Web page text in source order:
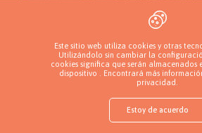
Одесса, Ucrania
Encuentra un cachorro Añade un criadero
Este sitio web utiliza cookies y otras
Utilizándolo sin cambiar la
cookies significa que serán almacenados
dispositivo . Encontrará más
privacidad
Estoy de acuerdo